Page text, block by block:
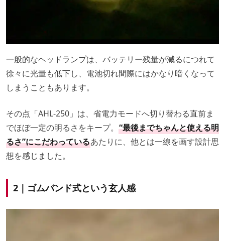
一般的なヘッドランプは、バッテリー残量が減るにつれて
徐々に光量も低下し、電池切れ間際にはかなり暗くなって
しまうこともあります。
その点「AHL-250」は、省電力モードへ切り替わる直前ま
でほぼ一定の明るさをキープ。 “最後までちゃんと使える明
るさ”にこだわっているあたりに、他とは一線を画す設計思
想を感じました。
2｜ゴムバンド式という玄人感